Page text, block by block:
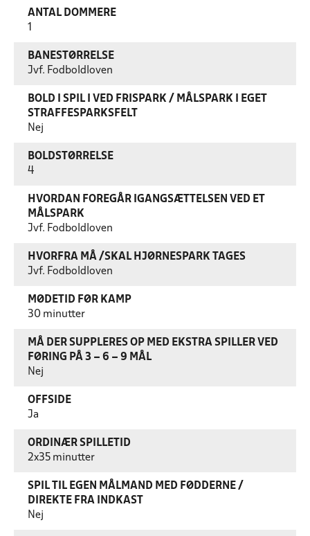
ANTAL DOMMERE
BANESTØRRELSE
Jvf. Fodboldloven
BOLD I SPIL I VED FRISPARK / MÅLSPARK I EGET
STRAFFESPARKSFELT
Nej
BOLDSTØRRELSE
4
HVORDAN FOREGÅR IGANGSÆTTELSEN VED ET
MÅLSPARK
Jvf. Fodboldloven
HVORFRA MÅ /SKAL HJØRNESPARK TAGES
Jvf. Fodboldloven
MØDETID FØR KAMP
30 minutter
MÅ DER SUPPLERES OP MED EKSTRA SPILLER VED
FØRING PÅ 3 – 6 – 9 MÅL
Nej
OFFSIDE
Ja
ORDINÆR SPILLETID
2x35 minutter
SPIL TIL EGEN MÅLMAND MED FØDDERNE /
DIREKTE FRA INDKAST
Nej